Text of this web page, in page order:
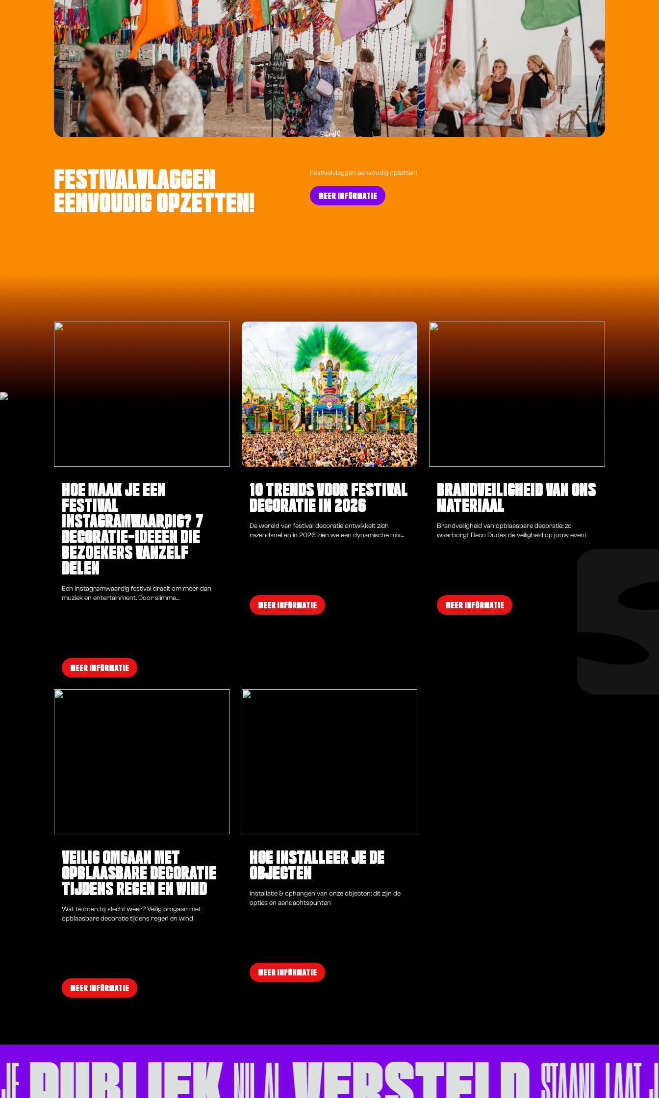
FESTIVALVLAGGEN
EENVOUDIG OPZETTEN!
Festivalvlaggen eenvoudig opzetten!
MEER INFORMATIE
HOE MAAK JE EEN
FESTIVAL
INSTAGRAMWAARDIG? 7
DECORATIE-IDEEËN DIE
BEZOEKERS VANZELF
DELEN
Een Instagramwaardig festival draait om meer dan
muziek en entertainment. Door slimme
beleving die bezoekers onthouden én delen, waardoor
je festival meer bereik, betrokkenheid en toekomstige
MEER INFORMATIE
10 TRENDS VOOR FESTIVAL
DECORATIE IN 2026
De wereld van festival decoratie ontwikkelt zich
razendsnel en in 2026 zien we een dynamische mix
MEER INFORMATIE
BRANDVEILIGHEID VAN ONS
MATERIAAL
Brandveiligheid van opblaasbare decoratie: zo
waarborgt Deco Dudes de veiligheid op jouw event
MEER INFORMATIE
VEILIG OMGAAN MET
OPBLAASBARE DECORATIE
TIJDENS REGEN EN WIND
Wat te doen bij slecht weer? Veilig omgaan met
opblaasbare decoratie tijdens regen en wind
MEER INFORMATIE
HOE INSTALLEER JE DE
OBJECTEN
Installatie & ophangen van onze objecten: dit zijn de
opties en aandachtspunten
MEER INFORMATIE